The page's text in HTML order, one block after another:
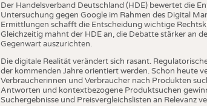
Der Handelsverband Deutschland (HDE) bewertet die
Untersuchung gegen Google im Rahmen des Digital
Ermittlungen schafft die Entscheidung wichtige
Gleichzeitig mahnt der HDE an, die Debatte stärker an
Gegenwart auszurichten.
Die digitale Realität verändert sich rasant.
der kommenden Jahre orientiert werden. Schon heute
Verbraucherinnen und Verbraucher nach Produkten
Antworten und kontextbezogene Produktsuchen
Suchergebnisse und Preisvergleichslisten an Relevanz